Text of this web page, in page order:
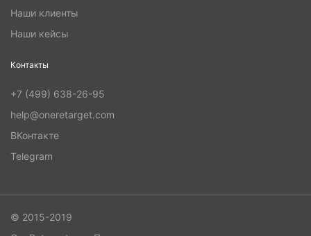
Наши клиенты
Наши кейсы
Контакты
+7 (499) 638-26-95
help@oneretarget.com
ВКонтакте
Telegram
© 2015-2019